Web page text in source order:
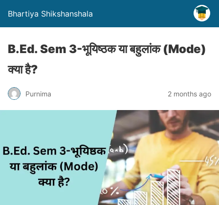
Bhartiya Shikshanshala
B.Ed. Sem 3-भूयिष्ठक या बहुलांक (Mode)
क्या है?
Purnima 2 months ago